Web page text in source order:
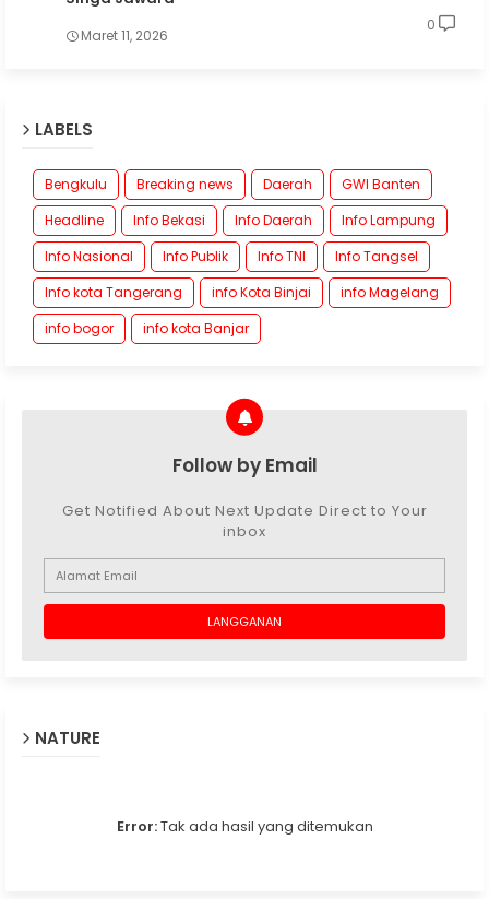
Maret 11, 2026
0
LABELS
Bengkulu Breaking news Daerah
GWI Banten
Headline
Info Bekasi Info Daerah
Info Lampung
Info Nasional
Info Publik Info TNI
Info Tangsel
Info kota Tangerang
info Kota Binjai
info Magelang
info bogor
info kota Banjar
Follow by Email
Get Notified About Next Update Direct to Your
inbox
NATURE
Error:Tak ada hasil yang ditemukan